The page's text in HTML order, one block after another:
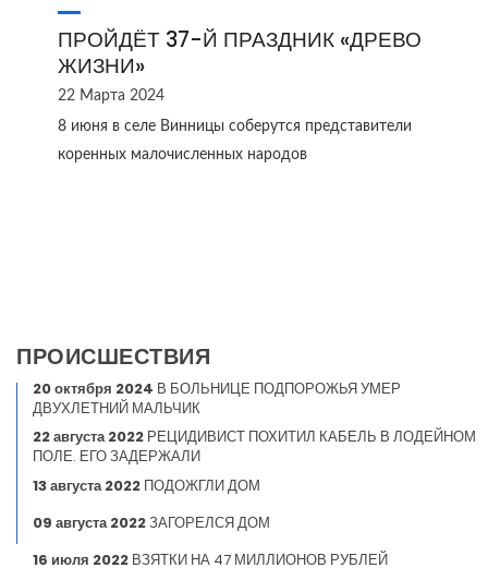
ПРОЙДЁТ 37-Й ПРАЗДНИК «ДРЕВО
ЖИЗНИ»
22 Марта 2024
8 июня в селе Винницы соберутся представители
коренных малочисленных народов
ПРОИСШЕСТВИЯ
20 октября 2024 В БОЛЬНИЦЕ ПОДПОРОЖЬЯ УМЕР
ДВУХЛЕТНИЙ МАЛЬЧИК
22 августа 2022 РЕЦИДИВИСТ ПОХИТИЛ КАБЕЛЬ В ЛОДЕЙНОМ
ПОЛЕ. ЕГО ЗАДЕРЖАЛИ
13 августа 2022 ПОДОЖГЛИ ДОМ
09 августа 2022ЗАГОРЕЛСЯ ДОМ
16 июля 2022 ВЗЯТКИ НА 47 МИЛЛИОНОВ РУБЛЕЙ